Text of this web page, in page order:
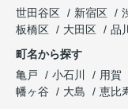
世田谷区
新宿区
板橋区
大田区 品
町名から探す
亀戸
小石川 用賀
幡ヶ谷
大島
恵比